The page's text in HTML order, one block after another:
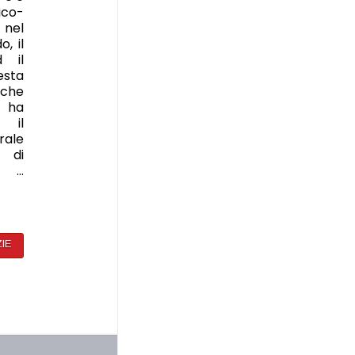
il
il
il
di
…